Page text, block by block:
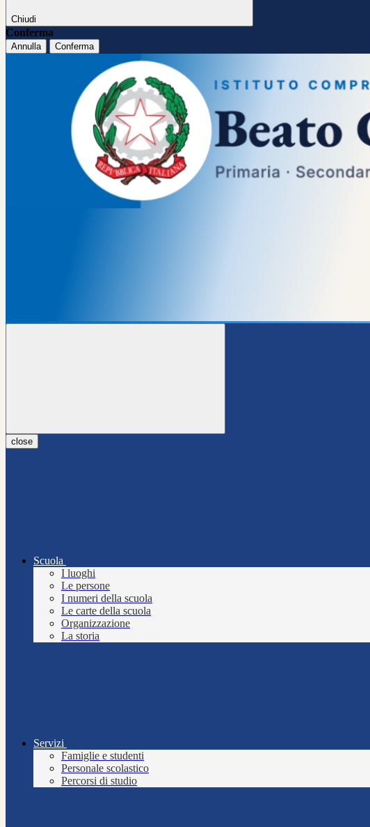
Chiudi
Conferma
Annulla Conferma
close
Scuola
I luoghi
Le persone
I numeri della scuola
Le carte della scuola
Organizzazione
La storia
Servizi
Famiglie e studenti
Personale scolastico
Percorsi di studio